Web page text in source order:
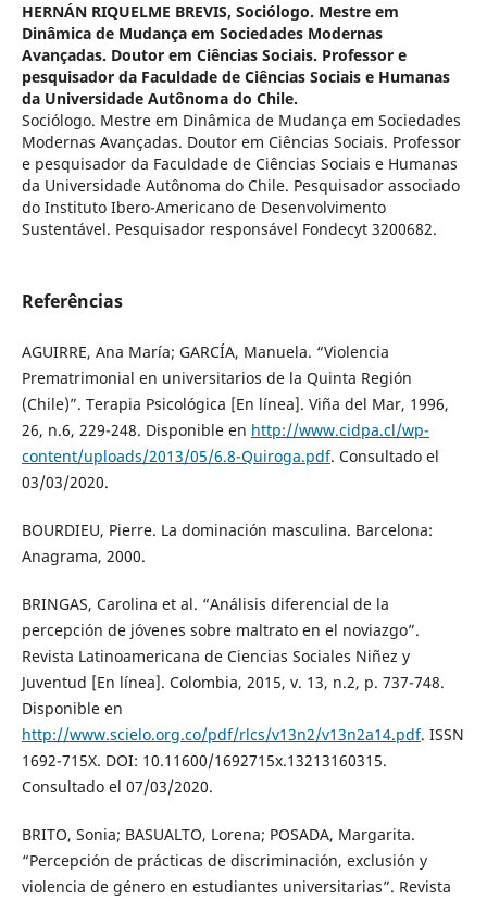
HERNÁN RIQUELME BREVIS, Sociólogo. Mestre em
Dinâmica de Mudança em Sociedades Modernas
Avançadas. Doutor em Ciências Sociais. Professor e
pesquisador da Faculdade de Ciências Sociais e Humanas
da Universidade Autônoma do Chile.
Sociólogo. Mestre em Dinâmica de Mudança em Sociedades
Modernas Avançadas. Doutor em Ciências Sociais. Professor
e pesquisador da Faculdade de Ciências Sociais e Humanas
da Universidade Autônoma do Chile. Pesquisador associado
do Instituto Ibero-Americano de Desenvolvimento
Sustentável. Pesquisador responsável Fondecyt 3200682.
Referências
AGUIRRE, Ana María; GARCÍA, Manuela. “Violencia
Prematrimonial en universitarios de la Quinta Región
(Chile)”. Terapia Psicológica [En línea]. Viña del Mar, 1996,
26, n.6, 229-248. Disponible en http://www.cidpa.cl/wp-
content/uploads/2013/05/6.8-Quiroga.pdf. Consultado el
03/03/2020.
BOURDIEU, Pierre. La dominación masculina. Barcelona:
Anagrama, 2000.
BRINGAS, Carolina et al. “Análisis diferencial de la
percepción de jóvenes sobre maltrato en el noviazgo”.
Revista Latinoamericana de Ciencias Sociales Niñez y
Juventud [En línea]. Colombia, 2015, v. 13, n.2, p. 737-748.
Disponible en
http://www.scielo.org.co/pdf/rlcs/v13n2/v13n2a14.pdf. ISSN
1692-715X. DOI: 10.11600/1692715x.13213160315.
Consultado el 07/03/2020.
BRITO, Sonia; BASUALTO, Lorena; POSADA, Margarita.
“Percepción de prácticas de discriminación, exclusión y
violencia de género en estudiantes universitarias”. Revista